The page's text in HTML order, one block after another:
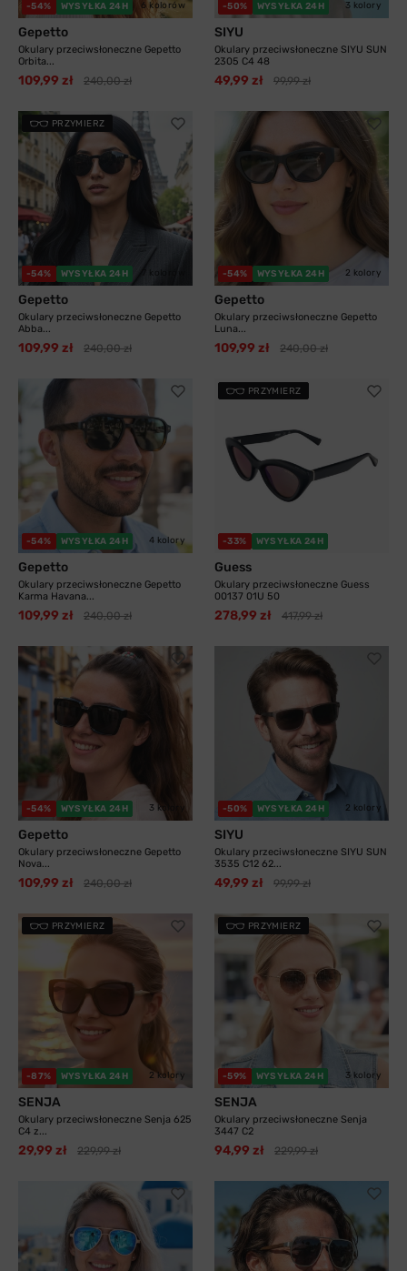
-54% WYSYŁKA 24H 6 kolorów
Gepetto
Okulary przeciwsłoneczne Gepetto
Orbita...
109,99 zł 240,00 zł
-50% WYSYŁKA 24H 3 kolory
SIYU
Okulary przeciwsłoneczne SIYU SUN
2305 C4 48
49,99 zł 99,99 zł
PRZYMIERZ
-54% WYSYŁKA 24H
Gepetto
Okulary przeciwsłoneczne Gepetto
Abba...
109,99 zł 240,00 zł
-54% WYSYŁKA 24H 2 kolory
Gepetto
Okulary przeciwsłoneczne Gepetto
Luna...
109,99 zł 240,00 zł
-54% WYSYŁKA 24H 4 kolory
Gepetto
Okulary przeciwsłoneczne Gepetto
Karma Havana...
109,99 zł 240,00 zł
PRZYMIERZ
-33% WYSYŁKA 24H
Guess
Okulary przeciwsłoneczne Guess
00137 01U 50
278,99 zł 417,99 zł
-54% WYSYŁKA 24H 3 kolory
Gepetto
Okulary przeciwsłoneczne Gepetto
Nova...
109,99 zł 240,00 zł
-50% WYSYŁKA 24H 2 kolory
SIYU
Okulary przeciwsłoneczne SIYU SUN
3535 C12 62...
49,99 zł 99,99 zł
PRZYMIERZ
-87% WYSYŁKA 24H 2 kolory
SENJA
Okulary przeciwsłoneczne Senja 625
C4 z...
29,99 zł 229,99 zł
PRZYMIERZ
-59% WYSYŁKA 24H 3 kolory
SENJA
Okulary przeciwsłoneczne Senja
3447 C2
94,99 zł 229,99 zł